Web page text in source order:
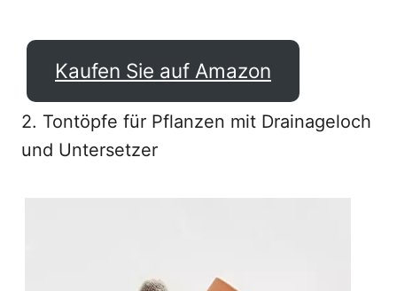
Kaufen Sie auf Amazon
2. Tontöpfe für Pflanzen mit Drainageloch
und Untersetzer